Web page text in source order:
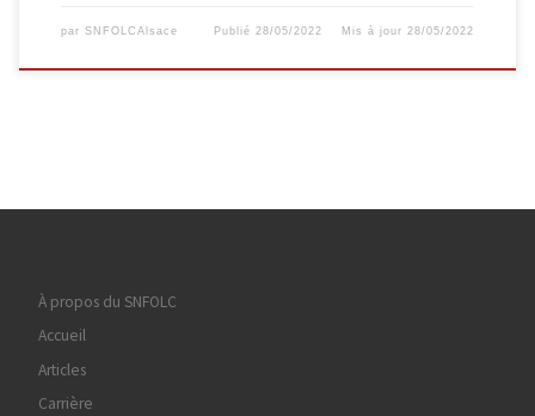
par SNFOLCAlsace Publié 28/05/2022 Mis à jour 28/05/2022
À propos du SNFOLC
Accueil
Articles
Carrière